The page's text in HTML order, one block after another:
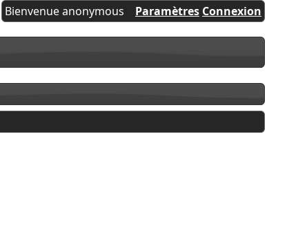
Bienvenue anonymous Paramètres Connexion